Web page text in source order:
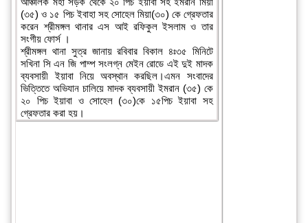
(৩৫) ও ১৫ পিচ ইবাহা সহ সোহেল মিয়া(৩০) কে গ্রেফতার
করেন শ্রীমঙ্গল থানার এস আই রফিকুল ইসলাম ও তার
সংগীয় ফোর্স ।
শ্রীমঙ্গল থানা সুত্র জানায় রবিবার বিকাল ৪ঃ৩৫ মিনিটে
সখিনা সি এন জি পাম্প সংলগ্ন মেইন রোডে এই দুই মাদক
ব্যবসায়ী ইয়াবা নিয়ে অবস্থান করছিল।এমন সংবাদের
ভিত্তিতে অভিযান চালিয়ে মাদক ব্যবসায়ী ইমরান (৩৫) কে
২০ পিচ ইয়াবা ও সোহেল (৩০)কে ১৫পিচ ইয়াবা সহ
গ্রেফতার করা হয়।